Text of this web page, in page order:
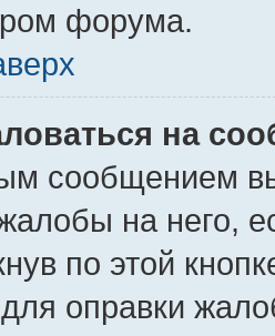
форума.
на
сообщением
на него,
по этой
оправки